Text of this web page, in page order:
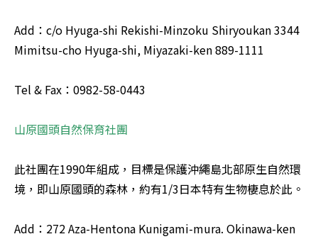
Add：c/o Hyuga-shi Rekishi-Minzoku Shiryoukan 3344
Mimitsu-cho Hyuga-shi, Miyazaki-ken 889-1111
Tel & Fax：0982-58-0443
此社團在1990年組成，目標是保護沖繩島北部原生自然環
境，即山原國頭的森林，約有1/3日本特有生物棲息於此。
Add：272 Aza-Hentona Kunigami-mura. Okinawa-ken